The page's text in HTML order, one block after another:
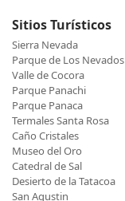
Sitios Turísticos
Sierra Nevada
Parque de Los Nevados
Valle de Cocora
Parque Panachi
Parque Panaca
Termales Santa Rosa
Caño Cristales
Museo del Oro
Catedral de Sal
Desierto de la Tatacoa
San Agustin